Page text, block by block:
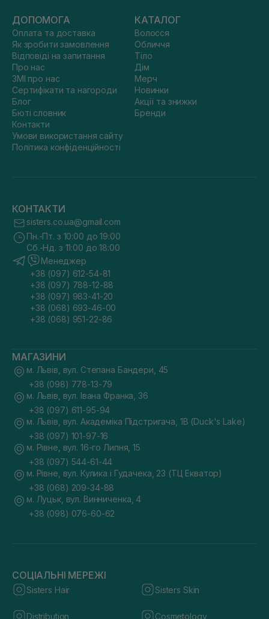
ДОПОМОГА
Оплата та доставка
Як зробити замовлення
Відповіді на запитання
Про нас
ЗМІ про нас
Сертифікати та нагороди
Блог
Бюті словник
Контакти
Умови використання сайту
Політика конфіденційності
КАТАЛОГ
Волосся
Обличчя
Тіло
Дім
Мерч
Новинки
Акції та знижки
Бренди
КОНТАКТИ
sisters.co.ua@gmail.com
Пн.-Пт. з 10:00 до 19:00
Сб.-Нд. з 11:00 до 18:00
Менеджер
+38 (097) 612-54-81
+38 (097) 788-12-88
+38 (097) 983-41-20
+38 (068) 693-46-00
+38 (068) 951-22-86
МАГАЗИНИ
м. Львів, вул. Степана Бандери, 45
+38 (098) 778-13-79
м. Львів, вул. Івана Франка, 36
+38 (097) 611-95-94
м. Львів, вул. Академіка Підстригача, 1В (Duck's Lake)
+38 (097) 101-97-16
м. Рівне, вул. 16-го Липня, 15
+38 (097) 544-61-44
м. Рівне, вул. Кулика і Гудачека, 23 (ТЦ Екватор)
+38 (068) 209-34-88
м. Луцьк, вул. Винниченка, 4
+38 (098) 076-60-62
СОЦІАЛЬНІ МЕРЕЖІ
Sisters Hair Sisters Skin
Distribution Cosmetology